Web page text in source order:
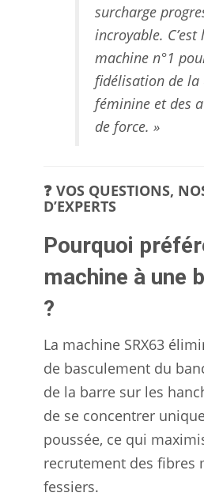
surcharge
incroyable. C’est
machine n°1
fidélisation de la
féminine et des
de force. »
❓ VOS QUESTIONS,
D’EXPERTS
Pourquoi
machine à une
?
La machine SRX63
de basculement du
de la barre sur les
de se concentrer
poussée, ce qui
recrutement des fibres
fessiers.